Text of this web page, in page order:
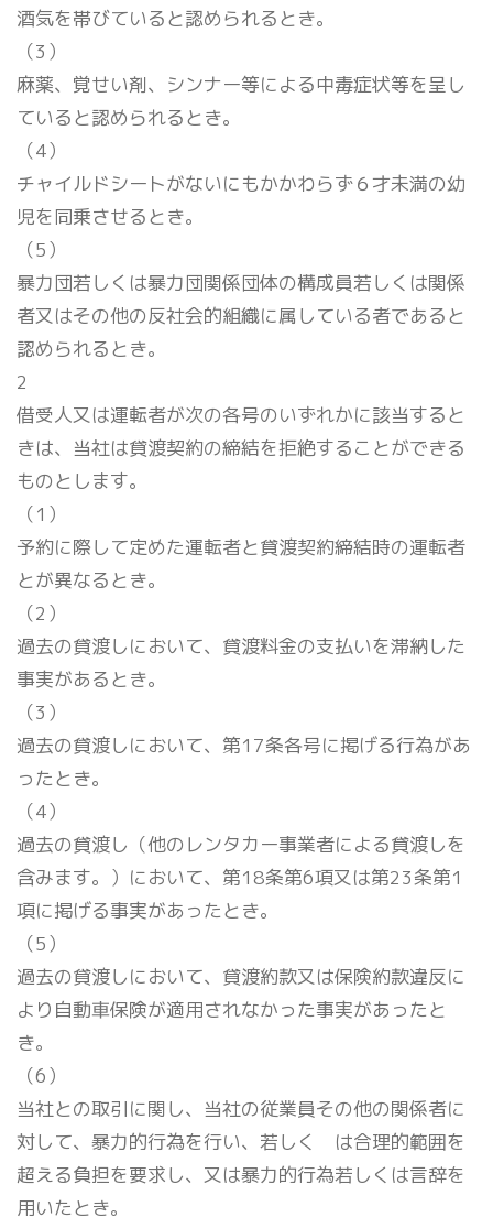
酒気を帯びていると認められるとき。
（3）
麻薬、覚せい剤、シンナー等による中毒症状等を呈し
ていると認められるとき。
（4）
チャイルドシートがないにもかかわらず６才未満の幼
児を同乗させるとき。
（5）
暴力団若しくは暴力団関係団体の構成員若しくは関係
者又はその他の反社会的組織に属している者であると
認められるとき。
2
借受人又は運転者が次の各号のいずれかに該当すると
きは、当社は貸渡契約の締結を拒絶することができる
ものとします。
（1）
予約に際して定めた運転者と貸渡契約締結時の運転者
とが異なるとき。
（2）
過去の貸渡しにおいて、貸渡料金の支払いを滞納した
事実があるとき。
（3）
過去の貸渡しにおいて、第17条各号に掲げる行為があ
ったとき。
（4）
過去の貸渡し（他のレンタカー事業者による貸渡しを
含みます。）において、第18条第6項又は第23条第1
項に掲げる事実があったとき。
（5）
過去の貸渡しにおいて、貸渡約款又は保険約款違反に
より自動車保険が適用されなかった事実があったと
き。
（6）
当社との取引に関し、当社の従業員その他の関係者に
対して、暴力的行為を行い、若しく は合理的範囲を
超える負担を要求し、又は暴力的行為若しくは言辞を
用いたとき。